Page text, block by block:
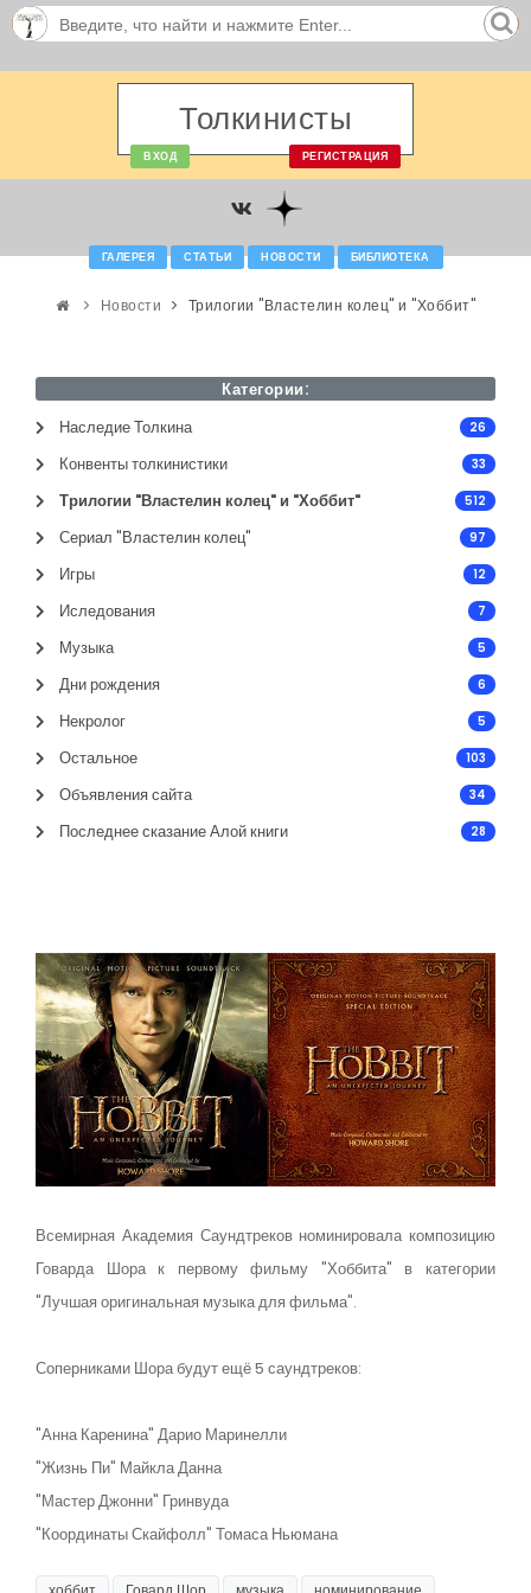
Толкинисты
ВХОД РЕГИСТРАЦИЯ
ГАЛЕРЕЯ СТАТЬИ НОВОСТИ БИБЛИОТЕКА
Новости Трилогии "Властелин колец" и "Хоббит"
Категории:
Наследие Толкина
26
Конвенты толкинистики 33
Трилогии "Властелин колец" и "Хоббит" 512
Сериал "Властелин колец" 97
Игры 12
Иследования 7
Музыка 5
Дни рождения 6
Некролог 5
Остальное 103
Объявления сайта 34
Последнее сказание Алой книги 28
Всемирная Академия Саундтреков номинировала композицию
Говарда Шора к первому фильму "Хоббита" в категории
"Лучшая оригинальная музыка для фильма".
Соперниками Шора будут ещё 5 саундтреков:
"Анна Каренина" Дарио Маринелли
"Жизнь Пи" Майкла Данна
"Мастер Джонни" Гринвуда
"Координаты Скайфолл" Томаса Ньюмана